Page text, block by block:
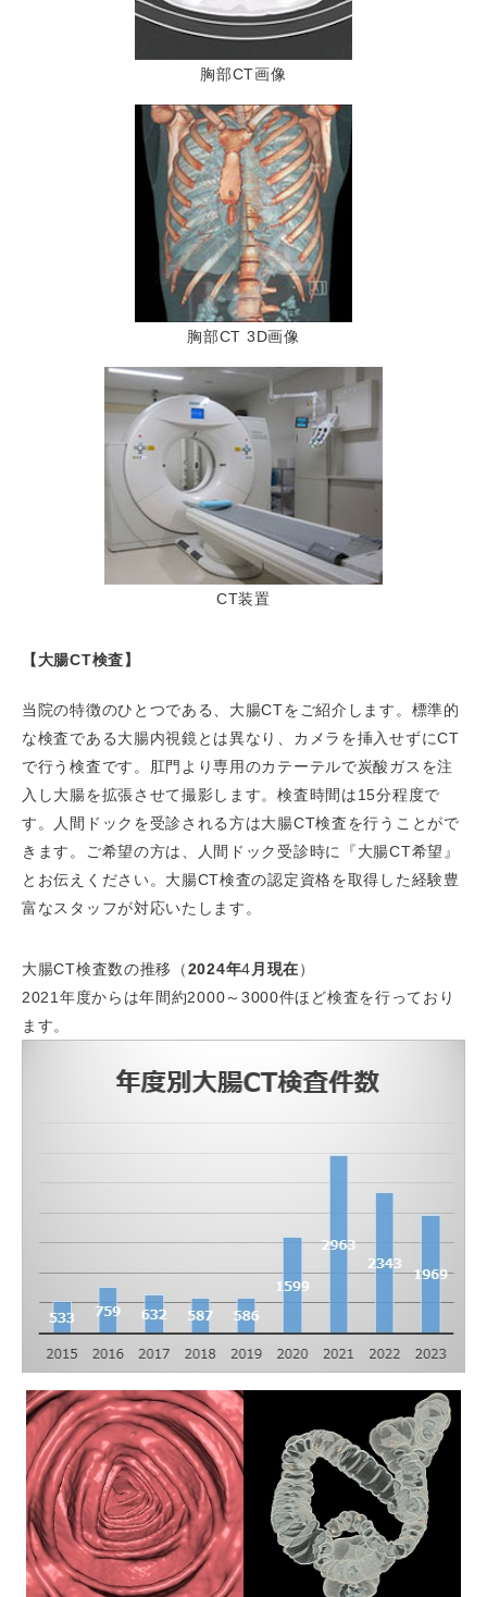
胸部CT画像
胸部CT 3D画像
CT装置
【大腸CT検査】
当院の特徴のひとつである、大腸CTをご紹介します。標準的
な検査である大腸内視鏡とは異なり、カメラを挿入せずにCT
で行う検査です。肛門より専用のカテーテルで炭酸ガスを注
入し大腸を拡張させて撮影します。検査時間は15分程度で
す。人間ドックを受診される方は大腸CT検査を行うことがで
きます。ご希望の方は、人間ドック受診時に『大腸CT希望』
とお伝えください。大腸CT検査の認定資格を取得した経験豊
富なスタッフが対応いたします。
大腸CT検査数の推移（2024年4 月現在）
2021年度からは年間約2000～ 3000件ほど検査を行っており
ます。